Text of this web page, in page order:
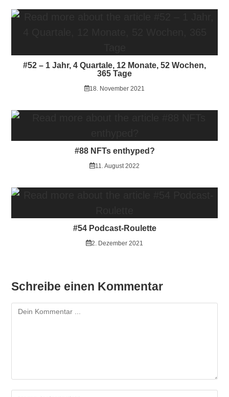
#52 – 1 Jahr, 4 Quartale, 12 Monate, 52 Wochen,
365 Tage
18. November 2021
#88 NFTs enthyped?
11. August 2022
#54 Podcast-Roulette
2. Dezember 2021
Schreibe einen Kommentar
Kommentieren